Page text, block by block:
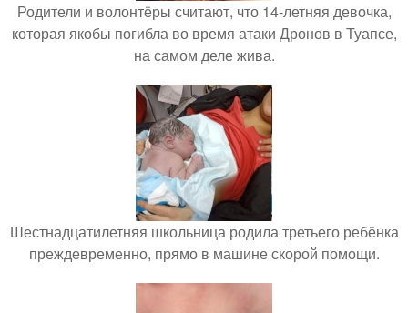
Родители и волонтёры считают, что 14-летняя девочка,
которая якобы погибла во время атаки Дронов в Туапсе,
на самом деле жива.
Шестнадцатилетняя школьница родила третьего ребёнка
преждевременно, прямо в машине скорой помощи.